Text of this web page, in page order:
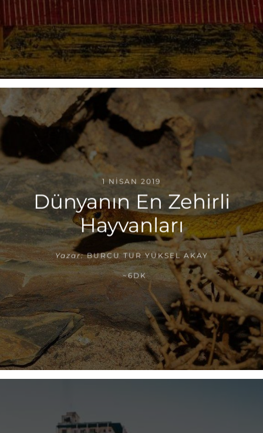
1 NISAN 2019
Dünyanın En Zehirli
Hayvanları
Yazar: BURCU TUR YÜKSEL AKAY
~6DK